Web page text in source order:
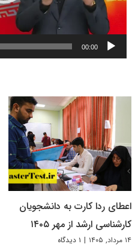
00:00
اعطای ردا کارت به دانشجویان
کارشناسی ارشد از مهر ۱۴۰۵
۱۴ مرداد, ۱۴۰۵ | ۱ دیدگاه